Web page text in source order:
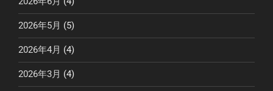
2026年5月 (5)
2026年4月 (4)
2026年3月 (4)